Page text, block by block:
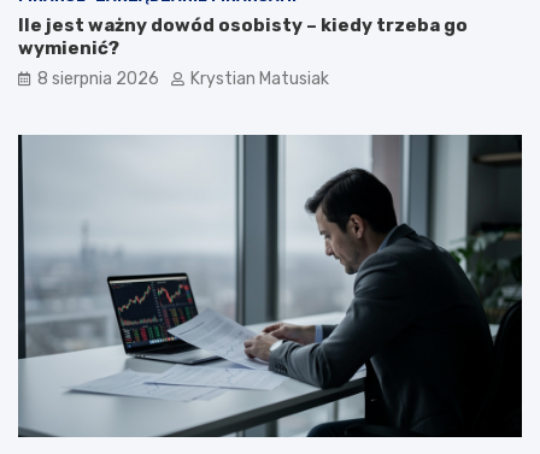
Ile jest ważny dowód osobisty – kiedy trzeba go
wymienić?
8 sierpnia 2026 Krystian Matusiak